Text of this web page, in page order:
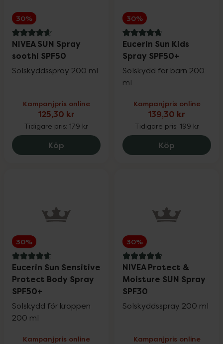
30%
4.9 av 5 i omdöme
NIVEA SUN Spray
soothi SPF50
Solskyddsspray 200 ml
Kampanjpris online
125,30 kr
Tidigare pris: 179 kr
Köp NIVEA SUN Spray soothi SPF50, 125.3 kr.
30%
4.7 av 5 i omdöme
Eucerin Sun Kids
Spray SPF50+
Solskydd för barn 200
ml
Kampanjpris online
139,30 kr
Tidigare pris: 199 kr
Köp Eucerin
30%
4.8 av 5 i omdöme
Eucerin Sun Sensitive
Protect Body Spray
SPF50+
Solskydd för kroppen
200 ml
Kampanjpris online
30%
4.8 av 5 i omdöme
NIVEA Protect &
Moisture SUN Spray
SPF30
Solskyddsspray 200 ml
Kampanjpris online